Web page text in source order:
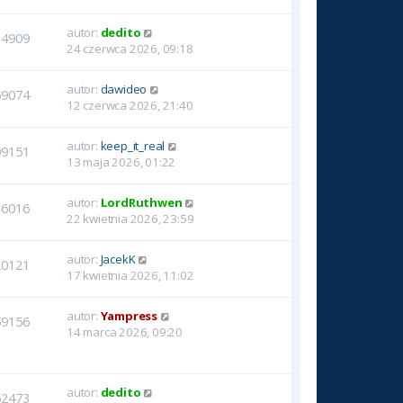
autor: dedito
24 czerwca 2026, 09:18
autor: dawideo
12 czerwca 2026, 21:40
autor: keep_it_real
13 maja 2026, 01:22
autor: LordRuthwen
22 kwietnia 2026, 23:59
autor: JacekK
17 kwietnia 2026, 11:02
autor: Yampress
14 marca 2026, 09:20
autor: dedito